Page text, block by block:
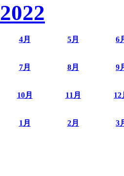
2022
4月 5月 6
7月 8月 9
10月 11月 12
1月 2月 3